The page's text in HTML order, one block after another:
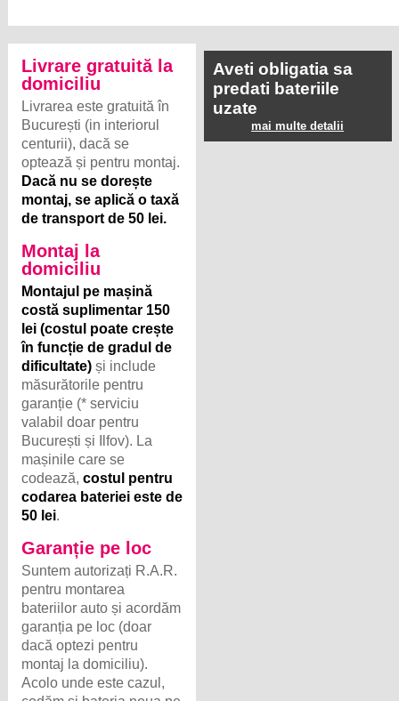
domiciliu
Livrarea este gratuită în
București (in interiorul
centurii), dacă se
optează și pentru montaj.
Dacă nu se dorește
montaj, se aplică o taxă
de transport de 50 lei.
Montaj la
domiciliu
Montajul pe mașină
costă suplimentar 150
lei (costul poate crește
în funcție de gradul de
dificultate)și include
măsurătorile pentru
garanție (* serviciu
valabil doar pentru
București și Ilfov). La
mașinile care se
codează, costul pentru
codarea bateriei este de
50 lei.
Garanție pe loc
Suntem autorizați R.A.R.
pentru montarea
bateriilor auto și acordăm
garanția pe loc (doar
dacă optezi pentru
montaj la domiciliu).
Acolo unde este cazul,
codăm și bateria noua pe
mașină, cu aparate
predati bateriile
uzate
mai multe detalii